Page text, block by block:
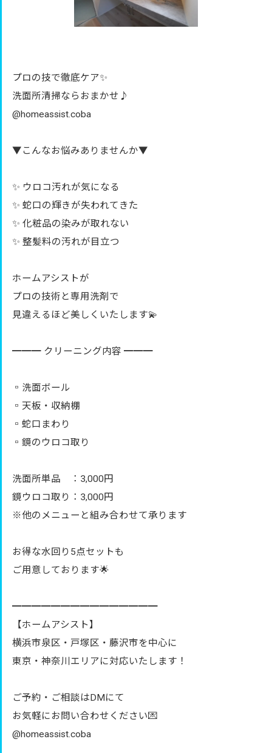
プロの技で徹底ケア✨
洗面所清掃ならおまかせ♪
@homeassist.coba
▼こんなお悩みありませんか▼
✨ ウロコ汚れが気になる
✨ 蛇口の輝きが失われてきた
✨ 化粧品の染みが取れない
✨ 整髪料の汚れが目立つ
ホームアシストが
プロの技術と専用洗剤で
見違えるほど美しくいたします💫
━━━ クリーニング内容 ━━━
▫️洗面ボール
▫️天板・収納棚
▫️蛇口まわり
▫️鏡のウロコ取り
洗面所単品 ：3,000円
鏡ウロコ取り：3,000円
※他のメニューと組み合わせて承ります
お得な水回り5点セットも
ご用意しております🌟
━━━━━━━━━━━━━━━
【ホームアシスト】
横浜市泉区・戸塚区・藤沢市を中心に
東京・神奈川エリアに対応いたします！
ご予約・ご相談はDMにて
お気軽にお問い合わせください💌
@homeassist.coba